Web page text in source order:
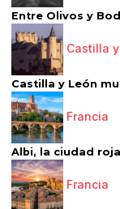
Entre Olivos y
Castilla
Castilla y León
Francia
Albi, la ciudad
Francia